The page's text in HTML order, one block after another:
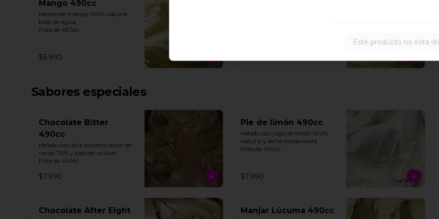
Mango 490cc
Helado de mango 100% natural
base de agua.
Pote de 490cc.
$6.990
Sabores especiales
Chocolate Bitter
490cc
Helado con alta concentración de
cacao 70% y bajo en azúcar.
Pote de 490cc.
$7.990
Pie de limón 490cc
Helado con jugo de limón 100%
natural y leche condensada.
Pote de 490cc.
$7.990
Chocolate After Eight
Manjar Lúcuma 490cc
Este producto no esta